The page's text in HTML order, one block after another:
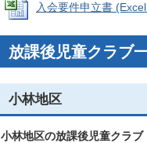
入会要件申立書
放課後児童クラブ
小林地区
小林地区の放課後児童クラブ